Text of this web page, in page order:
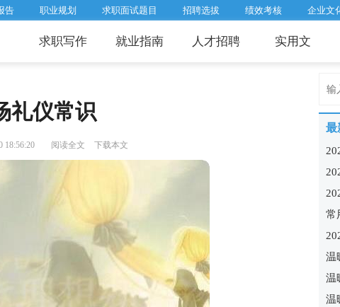
告 职业规划 求职面试题目 招聘选拔 绩效考核 企业文
求职写作 就业指南 人才招聘 实用文
礼仪常识
18:56:20 阅读全文 下载本文
最
祝
问
信
常
锦
信
温
福
温
福
温